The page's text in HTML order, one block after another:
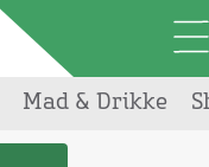
Mad & Drikke